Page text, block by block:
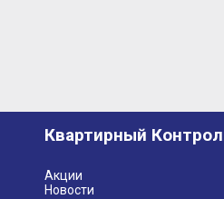
Квартирный
Акции
Новости